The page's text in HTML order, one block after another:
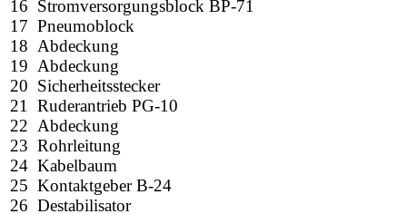
16 Stromversorgungsblock BP-71
17 Pneumoblock
18 Abdeckung
19 Abdeckung
20 Sicherheitsstecker
21 Ruderantrieb PG-10
22 Abdeckung
23 Rohrleitung
24 Kabelbaum
25 Kontaktgeber B-24
26 Destabilisator